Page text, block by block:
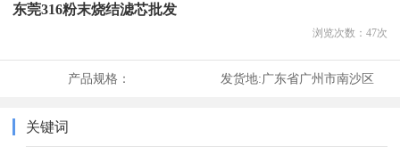
东莞316粉末烧结滤芯批发
浏览次数： 47次
产品规格： 发货地:广东省广州市南沙区
关键词